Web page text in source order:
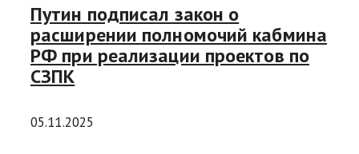
Путин подписал закон о
расширении полномочий кабмина
РФ при реализации проектов по
СЗПК
05.11.2025